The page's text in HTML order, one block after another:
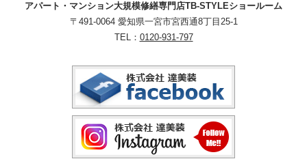
アパート・マンション大規模修繕専門店TB-STYLEショールーム
〒491-0064 愛知県一宮市宮西通8丁目25-1
TEL： 0120-931-797